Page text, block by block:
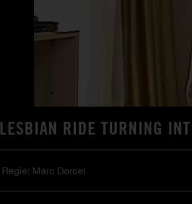
LESBIAN RIDE TURNING
Regie: Marc Dorcel